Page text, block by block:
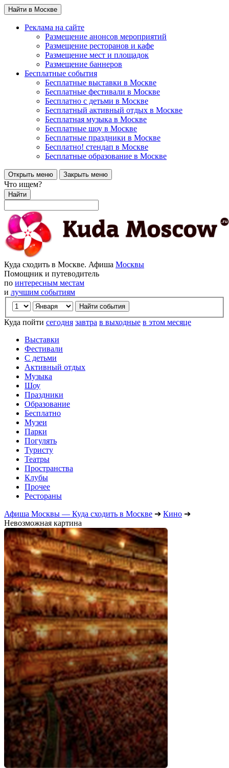
Найти в Москве
Реклама на сайте
Размещение анонсов мероприятий
Размещение ресторанов и кафе
Размещение мест и площадок
Размещение баннеров
Бесплатные события
Бесплатные выставки в Москве
Бесплатные фестивали в Москве
Бесплатно с детьми в Москве
Бесплатный активный отдых в Москве
Бесплатная музыка в Москве
Бесплатные шоу в Москве
Бесплатные праздники в Москве
Бесплатно! стендап в Москве
Бесплатные образование в Москве
Открыть меню Закрыть меню
Что ищем?
Найти
Куда сходить в Москве. Афиша Москвы
Помощник и путеводитель
по интересным местам
и лучшим событиям
Куда пойти сегодня завтра в выходные в этом месяце
Выставки
Фестивали
С детьми
Активный отдых
Музыка
Шоу
Праздники
Образование
Бесплатно
Музеи
Парки
Погулять
Туристу
Театры
Пространства
Клубы
Прочее
Рестораны
Афиша Москвы — Куда сходить в Москве ➔ Кино ➔
Невозможная картина